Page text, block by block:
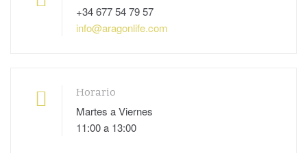
+34 677 54 79 57
info@aragonlife.com
Horario
Martes a Viernes
11:00 a 13:00